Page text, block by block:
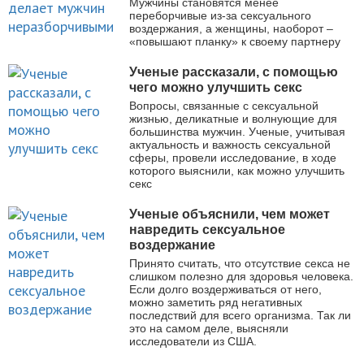
переборчивые из-за сексуального
воздержания, а женщины, наоборот –
«повышают планку» к своему партнеру
Ученые рассказали, с помощью
чего можно улучшить секс
Вопросы, связанные с сексуальной
жизнью, деликатные и волнующие для
большинства мужчин. Ученые, учитывая
актуальность и важность сексуальной
сферы, провели исследование, в ходе
которого выяснили, как можно улучшить
секс
Ученые объяснили, чем может
навредить сексуальное
воздержание
Принято считать, что отсутствие секса не
слишком полезно для здоровья человека.
Если долго воздерживаться от него,
можно заметить ряд негативных
последствий для всего организма. Так ли
это на самом деле, выясняли
исследователи из США.